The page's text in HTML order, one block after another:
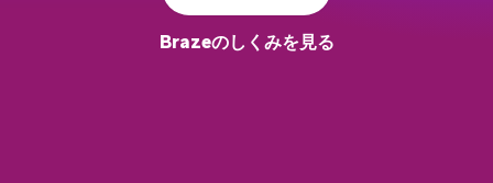
Brazeのしくみを見る